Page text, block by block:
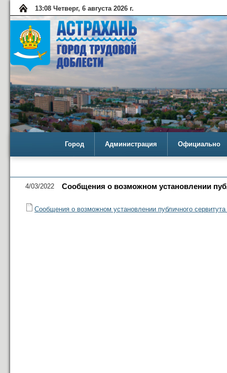
13:08 Четверг, 6 августа 2026 г.
Город Администрация Официально
4/03/2022 Cообщения о возможном установлении
Cообщения о возможном установлении публичного сервитута